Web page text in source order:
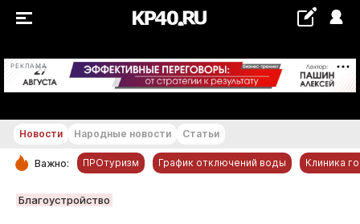
РЕКЛАМА +19...+20 °С
РУБРИКИ
Новости Народные новости Статьи
Важно: ПРОтуризм График отключений воды Клиника
Благоустройство